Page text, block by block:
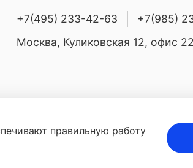
+7(495) 233-42-63
+7(985)
Москва, Куликовская 12, офис
правильную работу